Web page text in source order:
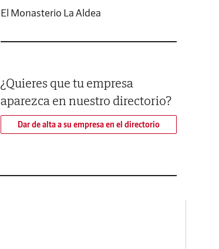
El Monasterio La Aldea
¿Quieres que tu empresa
aparezca en nuestro directorio?
Dar de alta a su empresa en el directorio